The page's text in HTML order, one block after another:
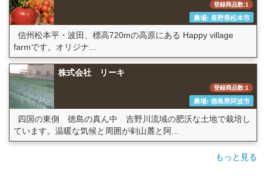
登録商品数:1
農場: 長野県松本市
信州松本平・波田、標高720mの高原にある Happy village
farmです。オリジナ...
株式会社 リーキ
登録商品数:1
農場: 徳島県阿波市
四国の東側 徳島の真ん中 吉野川流域の肥沃な土地で栽培し
ています。温暖な気候と周囲が剣山麓と阿...
もっと見る